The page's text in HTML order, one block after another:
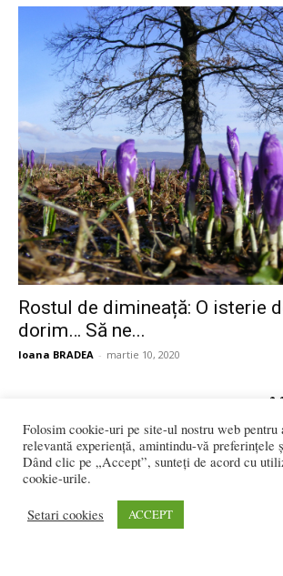
Rostul de dimineață: O isterie
dorim… Să ne...
Ioana BRADEA - martie 10, 2020
redactia@bistriteanul.ro
0722.480.707
Folosim cookie-uri pe site-ul nostru web
relevantă experiență, amintindu-vă preferințele
Dând clic pe „Accept”, sunteți de acord cu
cookie-urile.
Setari cookies ACCEPT